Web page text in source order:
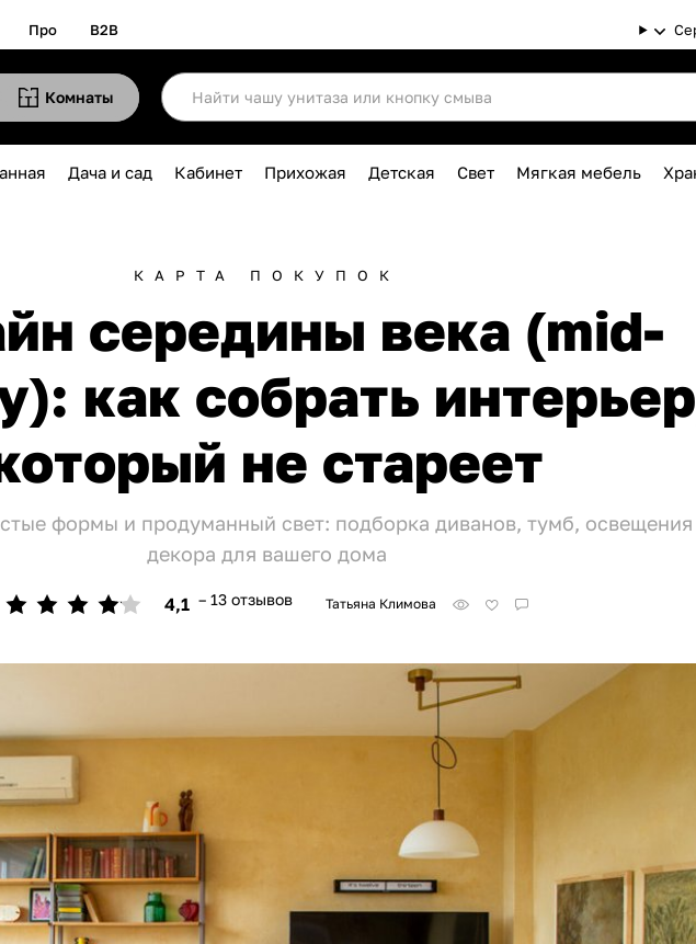
Про B2B
Комнаты
Дача и сад Кабинет Прихожая Детская Свет Мягкая мебель
КАРТА ПОКУПОК
середины века (mid-
как собрать
не стареет
формы и продуманный свет: подборка диванов, тумб, освещения
декора для вашего дома
4,1 – 13 отзывов Татьяна Климова